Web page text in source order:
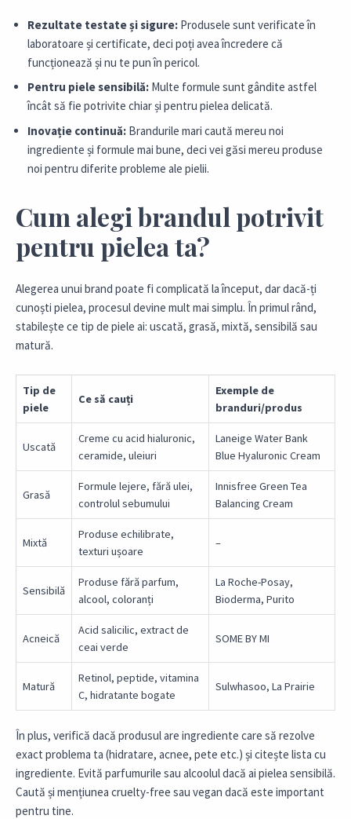
Rezultate testate și sigure: Produsele sunt verificate în
laboratoare și certificate, deci poți avea încredere că
funcționează și nu te pun în pericol.
Pentru piele sensibilă: Multe formule sunt gândite astfel
încât să fie potrivite chiar și pentru pielea delicată.
Inovație continuă: Brandurile mari caută mereu noi
ingrediente și formule mai bune, deci vei găsi mereu produse
noi pentru diferite probleme ale pielii.
Cum alegi brandul potrivit
pentru pielea ta?
Alegerea unui brand poate fi complicată la început, dar dacă-ți
cunoști pielea, procesul devine mult mai simplu. În primul rând,
stabilește ce tip de piele ai: uscată, grasă, mixtă, sensibilă sau
matură.
Tip de
piele
Ce să cauți
Exemple de
branduri/produs
Uscată
Creme cu acid hialuronic,
ceramide, uleiuri
Laneige Water Bank
Blue Hyaluronic Cream
Grasă
Formule lejere, fără ulei,
controlul sebumului
Innisfree Green Tea
Balancing Cream
Mixtă
Produse echilibrate,
texturi ușoare
–
Sensibilă
Produse fără parfum,
alcool, coloranți
La Roche-Posay,
Bioderma, Purito
Acneică
Acid salicilic, extract de
ceai verde
SOME BY MI
Matură
Retinol, peptide, vitamina
C, hidratante bogate
Sulwhasoo, La Prairie
În plus, verifică dacă produsul are ingrediente care să rezolve
exact problema ta (hidratare, acnee, pete etc.) și citește lista cu
ingrediente. Evită parfumurile sau alcoolul dacă ai pielea sensibilă.
Caută și mențiunea cruelty-free sau vegan dacă este important
pentru tine.